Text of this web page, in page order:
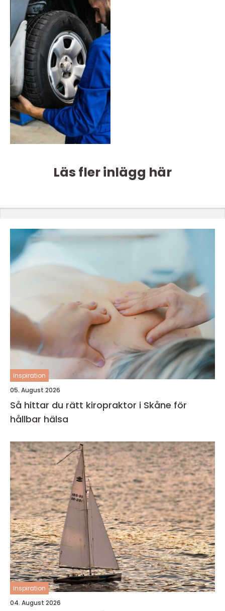
Läs fler inlägg här
inspiration
05. August 2026
Så hittar du rätt kiropraktor i Skåne för
hållbar hälsa
inspiration
04. August 2026